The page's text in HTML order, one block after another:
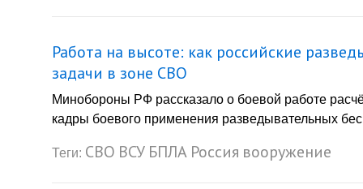
Работа на высоте: как российские
задачи в зоне СВО
Минобороны РФ рассказало о боевой работе
кадры боевого применения разведывательных
Теги: СВО ВСУ БПЛА Россия вооружение